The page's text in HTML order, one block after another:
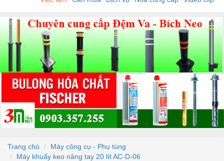
Trang chủ
Máy công cụ - Phụ tùng
Máy khuấy keo nâng tay 20 lít AC-D-06